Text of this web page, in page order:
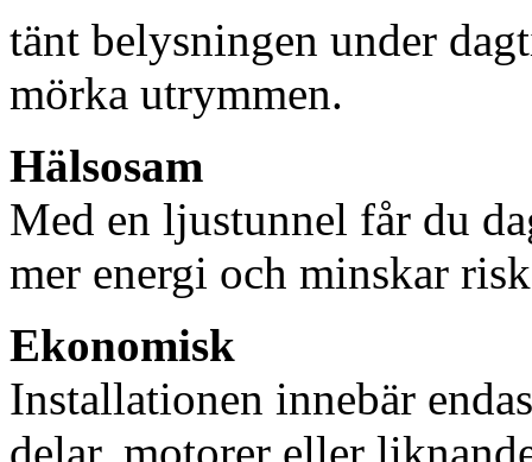
tänt belysningen under
mörka utrymmen.
Hälsosam
Med en ljustunnel får du
mer energi och minskar
Ekonomisk
Installationen innebär